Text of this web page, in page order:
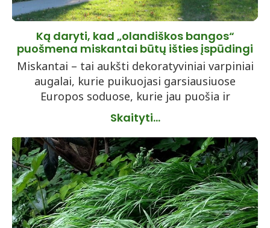
Ką daryti, kad „olandiškos bangos“
puošmena miskantai būtų išties įspūdingi
Miskantai – tai aukšti dekoratyviniai varpiniai
augalai, kurie puikuojasi garsiausiuose
Europos soduose, kurie jau puošia ir
Skaityti...